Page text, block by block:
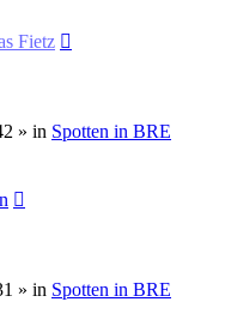
Fietz
» in Spotten in BRE
» in Spotten in BRE